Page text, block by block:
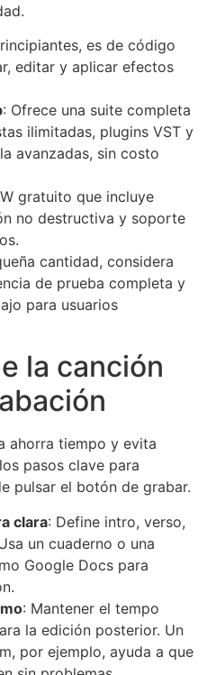
es de código
editar y aplicar efectos
: Ofrece una suite completa
ilimitadas, plugins VST y
avanzadas, sin costo
gratuito que incluye
no destructiva y soporte
cantidad, considera
de prueba completa y
para usuarios
la canción
ahorra tiempo y evita
pasos clave para
pulsar el botón de grabar.
clara: Define intro, verso,
un cuaderno o una
Google Docs para
: Mantener el tempo
la edición posterior. Un
por ejemplo, ayuda a que